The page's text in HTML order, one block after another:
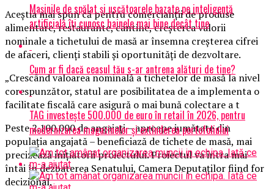
Aceştia mai spun că pentru comercianţii de produse
alimentare, restaurante, cantine, creşterea valorii
nominale a tichetului de masă ar însemna creşterea cifrei
de afaceri, clienţi stabili şi oportunităţi de dezvoltare.
„Crescând valoarea nominală a tichetelor de masă la nivel
corespunzător, statul are posibilitatea de a implementa o
facilitate fiscală care asigură o mai bună colectare a t
Peste 2.100.000 de angajaţi – aproape jumătate din
populaţia angajată – beneficiază de tichete de masă, mai
precizează iniţiatorii proiectului. Proiectul va intra mai
întâi în dezbaterea Senatului, Camera Deputaţilor fiind for
decizional.
Mașinile de spălat și uscătoarele bazate pe inteligență
artificială îți cunosc hainele mai bine decât tine
Cum ar fi dacă ceasul tău s-ar antrena alături de tine?
TAG investește 500.000 de euro în retail în 2026, pentru
modernizarea magazinelor și extinderea portofoliului